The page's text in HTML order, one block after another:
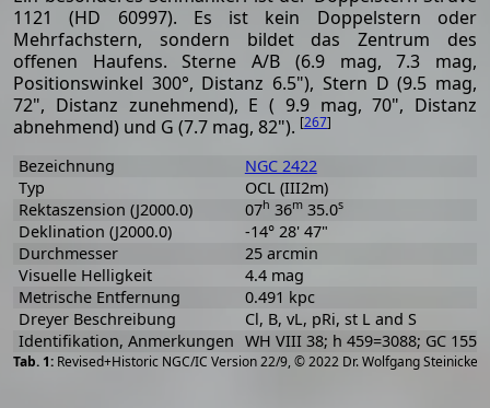
1121 (HD 60997). Es ist kein Doppelstern oder
Mehrfachstern, sondern bildet das Zentrum des
offenen Haufens. Sterne A/B (6.9 mag, 7.3 mag,
Positionswinkel 300°, Distanz 6.5"), Stern D (9.5 mag,
72", Distanz zunehmend), E ( 9.9 mag, 70", Distanz
abnehmend) und G (7.7 mag, 82"). [267]
Revised+Historic NGC/IC Version 22/9, © 2022 Dr. Wolfgang Steinicke
Bezeichnung
NGC 2422
Typ
OCL (III2m)
Rektaszension (J2000.0)
07h 36m35.0s
Deklination (J2000.0)
-14° 28' 47"
Durchmesser
25 arcmin
Visuelle Helligkeit
4.4 mag
Metrische Entfernung
0.491 kpc
Dreyer Beschreibung
Cl, B, vL, pRi, st L and S
Identifikation, Anmerkungen WH VIII 38; h 459=3088; GC